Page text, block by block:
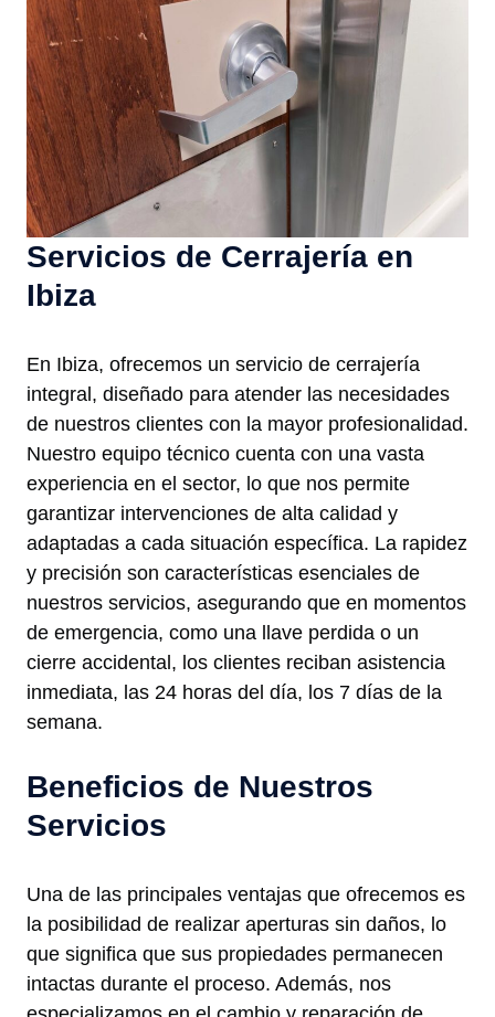
Servicios de Cerrajería en
Ibiza
En Ibiza, ofrecemos un servicio de cerrajería
integral, diseñado para atender las necesidades
de nuestros clientes con la mayor profesionalidad.
Nuestro equipo técnico cuenta con una vasta
experiencia en el sector, lo que nos permite
garantizar intervenciones de alta calidad y
adaptadas a cada situación específica. La rapidez
y precisión son características esenciales de
nuestros servicios, asegurando que en momentos
de emergencia, como una llave perdida o un
cierre accidental, los clientes reciban asistencia
inmediata, las 24 horas del día, los 7 días de la
semana.
Beneficios de Nuestros
Servicios
Una de las principales ventajas que ofrecemos es
la posibilidad de realizar aperturas sin daños, lo
que significa que sus propiedades permanecen
intactas durante el proceso. Además, nos